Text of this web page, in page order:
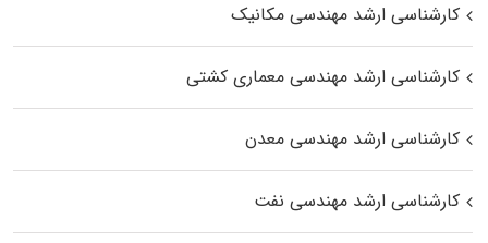
کارشناسی ارشد مهندسی مکانیک
کارشناسی ارشد مهندسی معماری کشتی
کارشناسی ارشد مهندسی معدن
کارشناسی ارشد مهندسی نفت